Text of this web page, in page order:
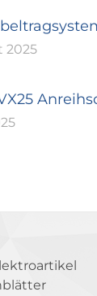
2025